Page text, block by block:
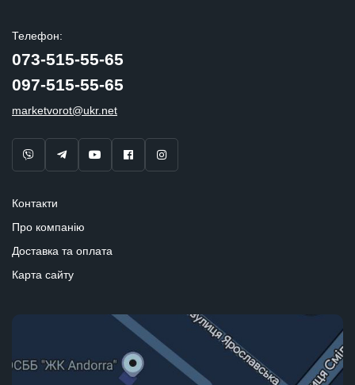
Телефон:
073-515-55-65
097-515-55-65
marketvorot@ukr.net
Контакти
Про компанію
Доставка та оплата
Карта сайту